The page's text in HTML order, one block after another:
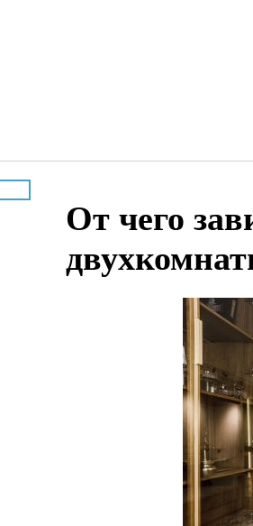
От чего